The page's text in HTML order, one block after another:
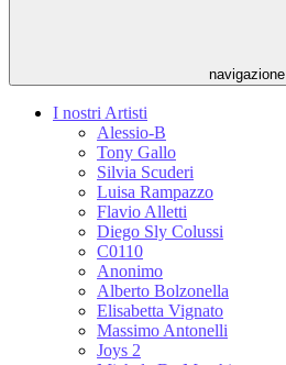
navigazione
I nostri Artisti
Alessio-B
Tony Gallo
Silvia Scuderi
Luisa Rampazzo
Flavio Alletti
Diego Sly Colussi
C0110
Anonimo
Alberto Bolzonella
Elisabetta Vignato
Massimo Antonelli
Joys 2